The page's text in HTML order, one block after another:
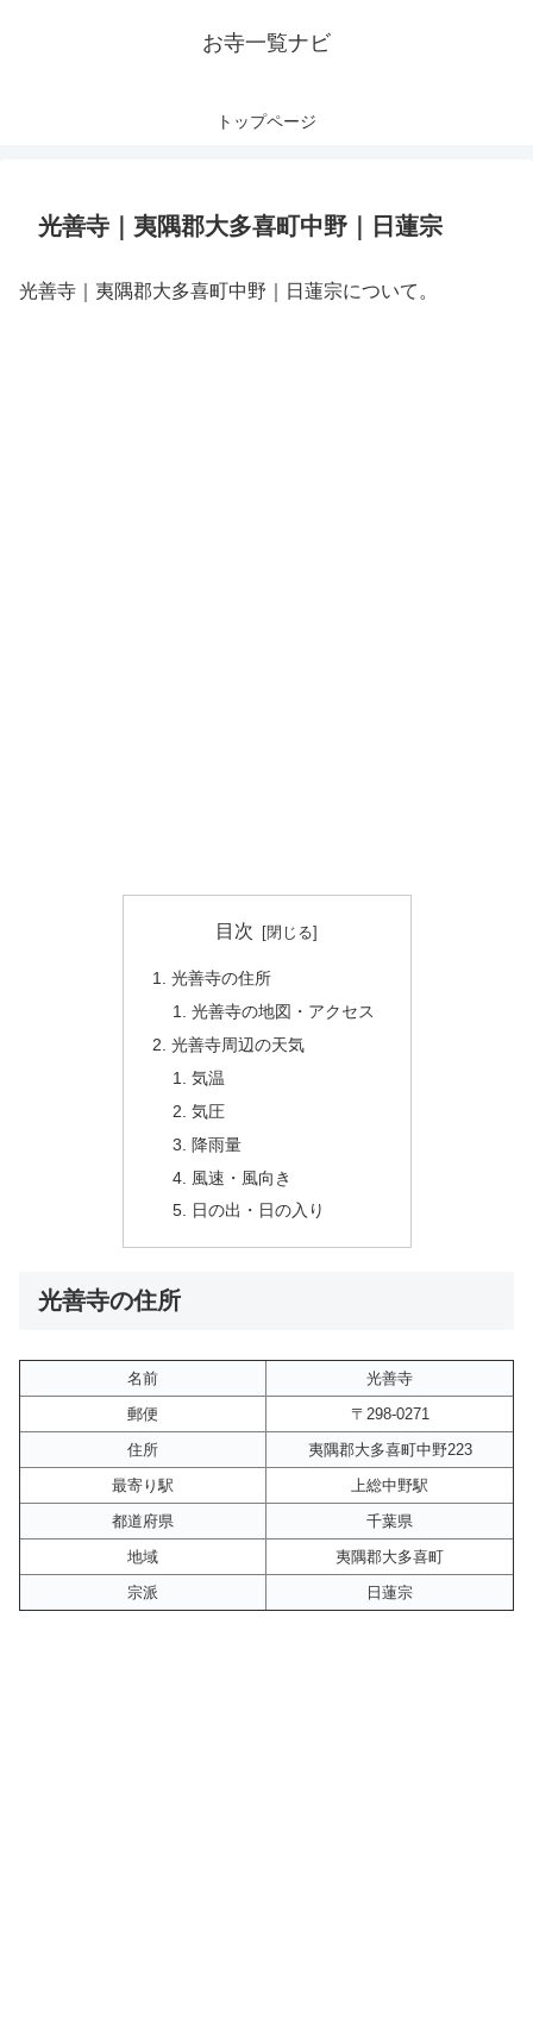
お寺一覧ナビ
トップページ
光善寺｜夷隅郡大多喜町中野｜日蓮宗
光善寺｜夷隅郡大多喜町中野｜日蓮宗について。
目次
光善寺の住所
光善寺の地図・アクセス
光善寺周辺の天気
気温
気圧
降雨量
風速・風向き
日の出・日の入り
光善寺の住所
名前
光善寺
郵便
〒298-0271
住所
夷隅郡大多喜町中野223
最寄り駅
上総中野駅
都道府県
千葉県
地域
夷隅郡大多喜町
宗派
日蓮宗